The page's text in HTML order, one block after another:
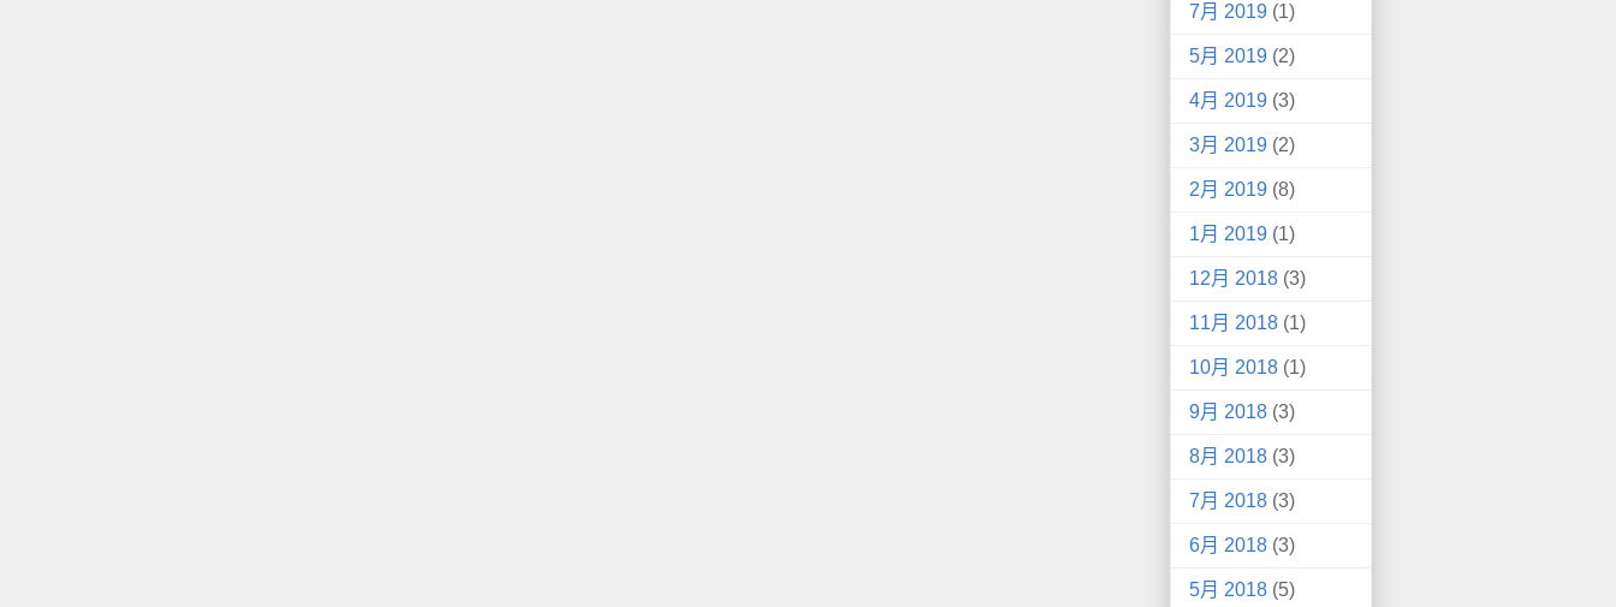
7月 2019 (1)
5月 2019 (2)
4月 2019 (3)
3月 2019 (2)
2月 2019 (8)
1月 2019 (1)
12月 2018 (3)
11月 2018 (1)
10月 2018 (1)
9月 2018 (3)
8月 2018 (3)
7月 2018 (3)
6月 2018 (3)
5月 2018 (5)